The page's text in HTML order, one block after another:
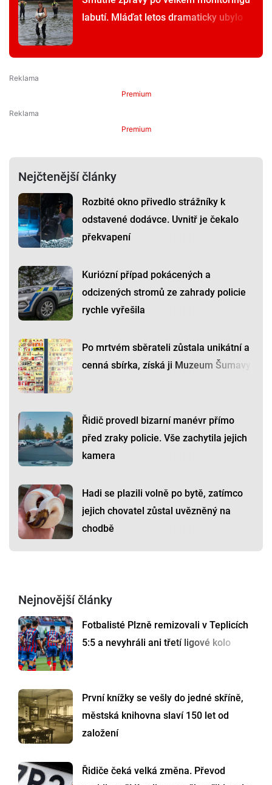
labutí. Mláďat letos dramaticky ubylo
Premium
Premium
Nejčtenější články
Rozbité okno přivedlo strážníky k
odstavené dodávce. Uvnitř je čekalo
překvapení
Kuriózní případ pokácených a
odcizených stromů ze zahrady policie
rychle vyřešila
Po mrtvém sběrateli zůstala unikátní a
cenná sbírka, získá ji Muzeum Šumavy
Řidič provedl bizarní manévr přímo
před zraky policie. Vše zachytila jejich
kamera
Hadi se plazili volně po bytě, zatímco
jejich chovatel zůstal uvězněný na
chodbě
Nejnovější články
Fotbalisté Plzně remizovali v Teplicích
5:5 a nevyhráli ani třetí ligové kolo
První knížky se vešly do jedné skříně,
městská knihovna slaví 150 let od
založení
Řidiče čeká velká změna. Převod